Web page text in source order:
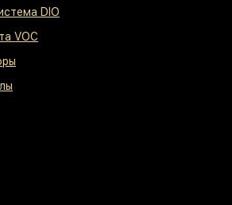
DIO
VOC